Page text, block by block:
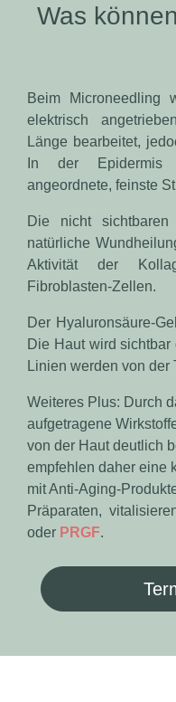
Was
Beim Microneedling
elektrisch
Länge bearbeitet,
In der Epidermis
angeordnete, feinste
Die nicht sichtbaren
natürliche
Aktivität der
Fibroblasten-Zellen.
Der Hya­lu­ron­säure-
Die Haut wird sichtbar
Linien werden von der
Weiteres Plus: Durch
aufgetragene
von der Haut deutlich
empfehlen daher eine
mit Anti-Aging-
Präparaten,
oder PRGF.